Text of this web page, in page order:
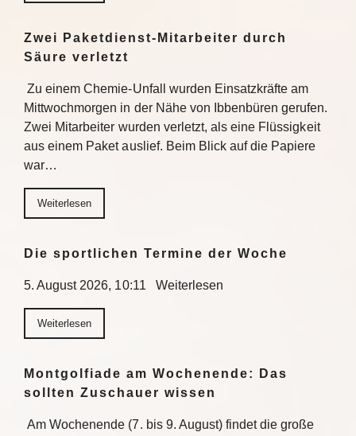
Zwei Paketdienst-Mitarbeiter durch
Säure verletzt
Zu einem Chemie-Unfall wurden Einsatzkräfte am
Mittwochmorgen in der Nähe von Ibbenbüren gerufen.
Zwei Mitarbeiter wurden verletzt, als eine Flüssigkeit
aus einem Paket auslief. Beim Blick auf die Papiere
war…
Weiterlesen
Die sportlichen Termine der Woche
5. August 2026, 10:11 Weiterlesen
Weiterlesen
Montgolfiade am Wochenende: Das
sollten Zuschauer wissen
Am Wochenende (7. bis 9. August) findet die große